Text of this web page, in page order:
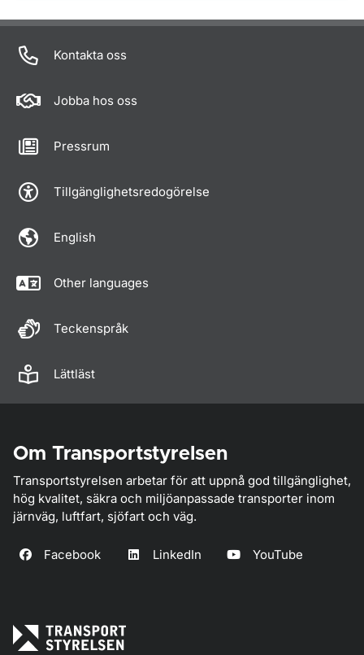
Om sidan
Kontakta oss
Jobba hos oss
Pressrum
Tillgänglighetsredogörelse
English
Other languages
Teckenspråk
Lättläst
Om Transportstyrelsen
Transportstyrelsen arbetar för att uppnå god tillgänglighet,
hög kvalitet, säkra och miljöanpassade transporter inom
järnväg, luftfart, sjöfart och väg.
Facebook LinkedIn YouTube